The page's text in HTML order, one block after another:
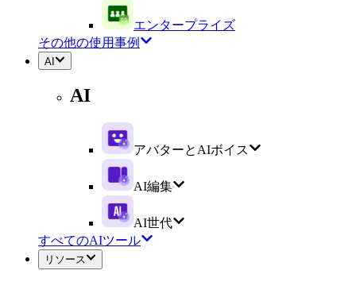
エンタープライズ
その他の使用事例
AI
AI
アバターとAIボイス
AI編集
AI世代
すべてのAIツール
リソース